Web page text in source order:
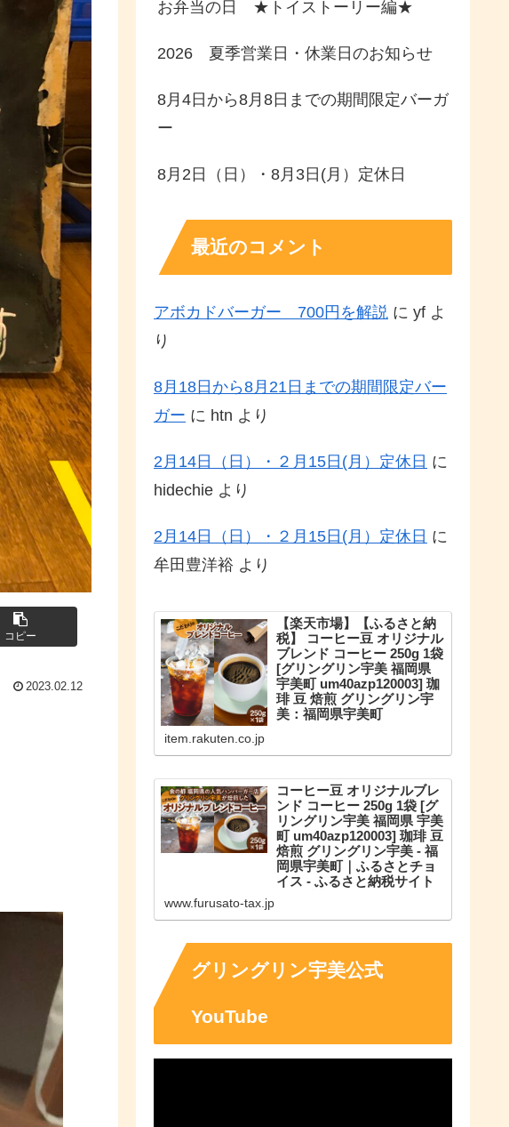
コピー
2023.02.12
お弁当の日 ★トイストーリー編★
2026 夏季営業日・休業日のお知らせ
8月4日から8月8日までの期間限定バーガ
ー
8月2日（日）・8月3日(月）定休日
最近のコメント
アボカドバーガー 700円を解説 に yf よ
り
8月18日から8月21日までの期間限定バー
ガー に htn より
2月14日（日）・２月15日(月）定休日 に
hidechie より
2月14日（日）・２月15日(月）定休日 に
牟田豊洋裕 より
【楽天市場】【ふるさと納
税】 コーヒー豆 オリジナル
ブレンド コーヒー 250g 1袋
[グリングリン宇美 福岡県
宇美町 um40azp120003] 珈
琲 豆 焙煎 グリングリン宇
美：福岡県宇美町
ジナルブレンド コーヒー 250g 1袋
item.rakuten.co.jp
コーヒー豆 オリジナルブレ
ンド コーヒー 250g 1袋 [グ
リングリン宇美 福岡県 宇美
町 um40azp120003] 珈琲 豆
焙煎 グリングリン宇美 - 福
岡県宇美町｜ふるさとチョ
イス - ふるさと納税サイト
満載のふるさと納税No.1サイト
の魅力を知ったうえで、あなたが
応援したい地域に簡単・便利にふ
るさと納税で寄付ができます。
www.furusato-tax.jp
グリングリン宇美公式
YouTube